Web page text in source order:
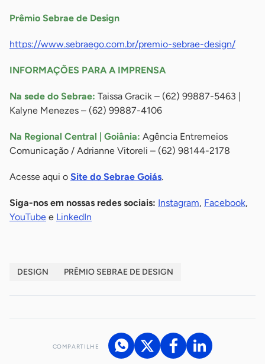
Prêmio Sebrae de Design
https://www.sebraego.com.br/premio-sebrae-design/
INFORMAÇÕES PARA A IMPRENSA
Na sede do Sebrae: Taissa Gracik – (62) 99887-5463 |
Kalyne Menezes – (62) 99887-4106
Na Regional Central | Goiânia: Agência Entremeios
Comunicação / Adrianne Vitoreli – (62) 98144-2178
Acesse aqui o Site do Sebrae Goiás.
Siga-nos em nossas redes sociais: Instagram, Facebook,
YouTube e LinkedIn
DESIGN PRÊMIO SEBRAE DE DESIGN
COMPARTILHE